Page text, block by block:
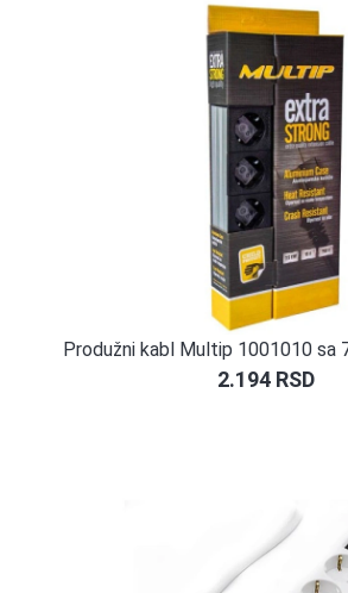
Produžni kabl Multip 1001010 sa
2.194 RSD